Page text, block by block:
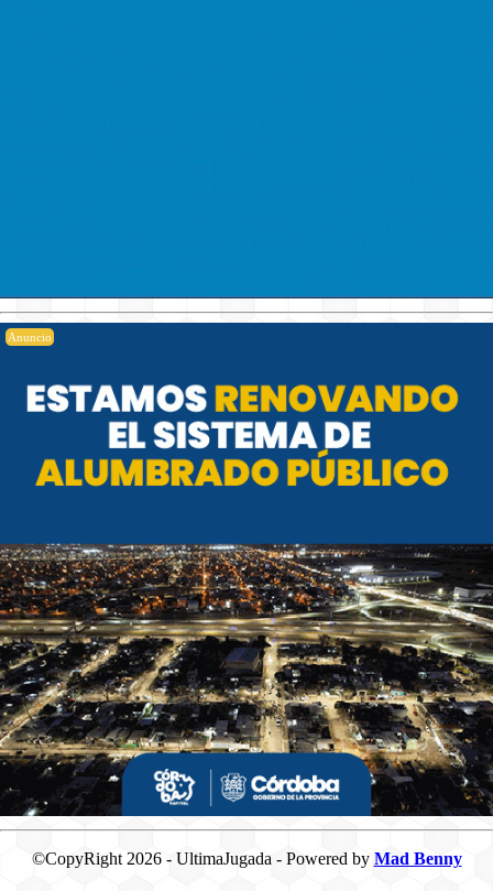
Anuncio
©CopyRight 2026 - UltimaJugada - Powered by Mad Benny